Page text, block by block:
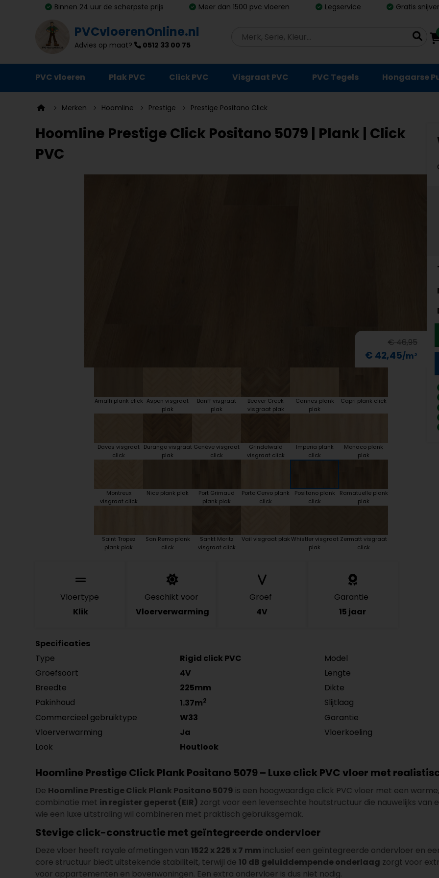
Binnen 24 uur de scherpste prijs Meer dan 1500 pvc vloeren Legservice Gratis
PVCvloerenOnline.nl
Advies op maat? 0512 33 00 75
PVC vloeren Plak PVC Click PVC Visgraat PVC PVC Tegels Hongaarse
Ondervloeren
Plinten
Merken Hoomline Prestige Prestige Positano Click
Hoomline Prestige Click Positano 5079 | Plank | Click
PVC
€ 46,95
€ 42,45
Amalfi plank click Aspen visgraat
plak
Banff visgraat
plak
Beaver Creek
visgraat plak
Cannes plank
plak
Capri plank click
Davos visgraat
click
Durango visgraat
plak
Genève visgraat
click
Grindelwald
visgraat click
Imperia plank
click
Monaco plank
plak
Montreux
visgraat click
Nice plank plak
Port Grimaud
plank plak
Porto Cervo plank
click
Positano plank
click
Ramatuelle plank
plak
Saint Tropez
plank plak
San Remo plank
click
Sankt Moritz
visgraat click
Vail visgraat plakWhistler visgraat
plak
Zermatt visgraat
click
Vloertype
Klik
Geschikt voor
Vloerverwarming
Groef
4V
Garantie
15 jaar
Specificaties
Type
Rigid click PVC Model
Groefsoort
4V Lengte
Breedte
225mm Dikte
Pakinhoud
1.37m2 Slijtlaag
Commercieel gebruiktype
W33 Garantie
Vloerverwarming
Ja Vloerkoeling
Look
Houtlook
Hoomline Prestige Click Plank Positano 5079 – Luxe click PVC vloer met
De Hoomline Prestige Click Plank Positano 5079 is een hoogwaardige click PVC vloer met een
combinatie met in register geperst (EIR) zorgt voor een levensechte houtstructuur die nauwelijks van
wie een luxe uitstraling wil combineren met praktisch gebruiksgemak.
Stevige click-constructie met geïntegreerde ondervloer
Deze vloer heeft royale afmetingen van 1522 x 225 x 7 mm inclusief een geïntegreerde ondervloer en
core structuur biedt uitstekende stabiliteit, terwijl de 10 dB geluiddempende onderlaag zorgt voor
voor appartementen en bovenwoningen. Een extra ondervloer is dus niet nodig.